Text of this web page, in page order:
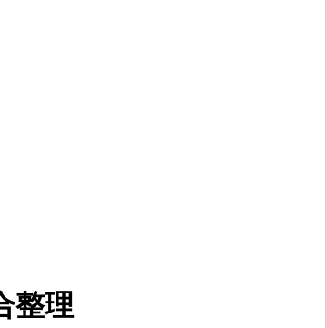
整理